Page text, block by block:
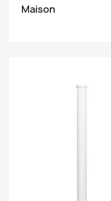
Maison